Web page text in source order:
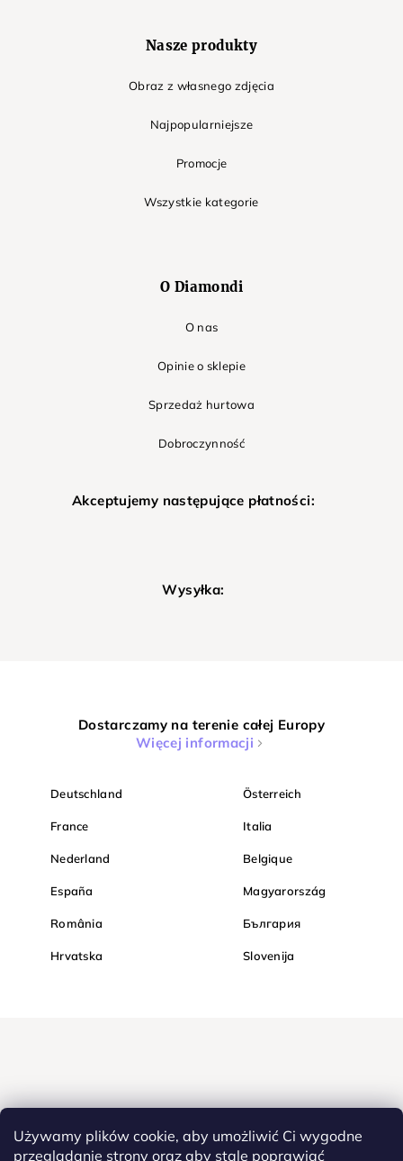
Używamy plików cookie, aby umożliwić Ci wygodne
przeglądanie strony oraz aby stale poprawiać
Nasze produkty
Obraz z własnego zdjęcia
Najpopularniejsze
Promocje
Wszystkie kategorie
O Diamondi
O nas
Opinie o sklepie
Sprzedaż hurtowa
Dobroczynność
Akceptujemy następujące płatności:
Wysyłka:
Dostarczamy na terenie całej Europy
Więcej informacji
Deutschland Österreich
France Italia
Nederland Belgique
España Magyarország
România България
Hrvatska Slovenija